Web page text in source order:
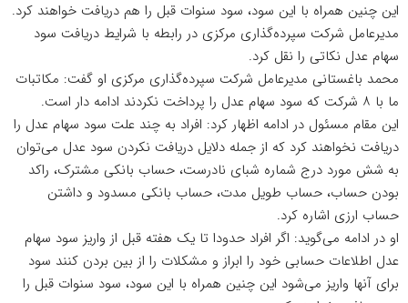
این چنین همراه با این سود، سود سنوات قبل را هم دریافت خواهند کرد.
مدیرعامل شرکت سپرده‌گذاری مرکزی در رابطه با شرایط دریافت سود
سهام عدل نکاتی را نقل کرد.
محمد باغستانی مدیرعامل شرکت سپرده‌گذاری مرکزی او گفت: مکاتبات
ما با ۸ شرکت که سود سهام عدل را پرداخت نکردند ادامه دار است.
این مقام مسئول در ادامه اظهار کرد: افراد به چند علت سود سهام عدل را
دریافت نخواهند کرد که از جمله دلایل دریافت نکردن سود عدل می‌توان
به شش مورد درج شماره شبای نادرست، حساب بانکی مشترک، راکد
بودن حساب، حساب طویل مدت، حساب بانکی مسدود و داشتن
حساب ارزی اشاره کرد.
او در ادامه می‌گوید: اگر افراد حدودا تا یک هفته قبل از واریز سود سهام
عدل اطلاعات حسابی خود را ابراز و مشکلات را از بین بردن کنند سود
برای آنها واریز می‌شود این چنین همراه با این سود، سود سنوات قبل را